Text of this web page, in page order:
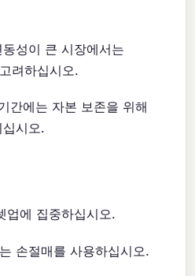
성이 큰 시장에서는
려하십시오.
간에는 자본 보존을 위해
시오.
업에 집중하십시오.
손절매를 사용하십시오.